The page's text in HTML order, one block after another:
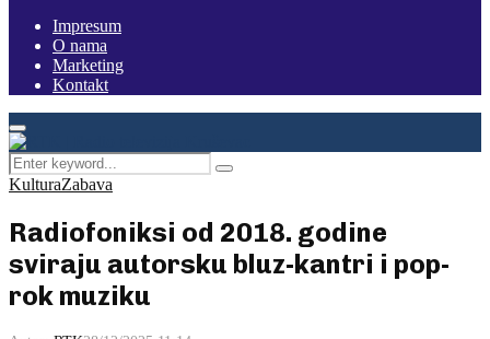
Impresum
O nama
Marketing
Kontakt
Facebook
Instagram
Youtube
Primary
Menu
Search
for:
Pretraga
KulturaZabava
Radiofoniksi od 2018. godine
sviraju autorsku bluz-kantri i pop-
rok muziku